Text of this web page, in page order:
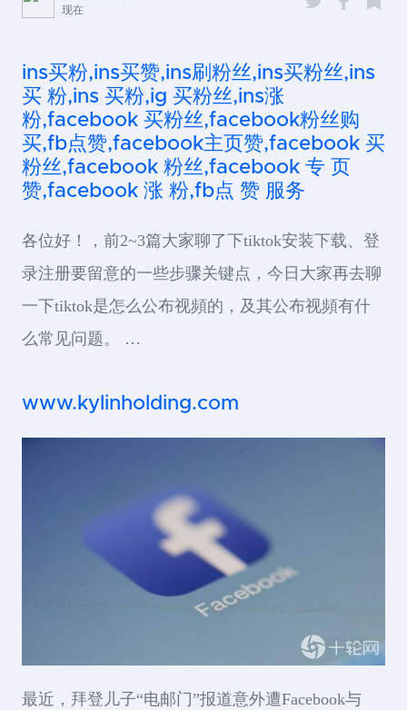
现在
ins买粉,ins买赞,ins刷粉丝,ins买粉丝,ins
买 粉,ins 买粉,ig 买粉丝,ins涨
粉,facebook 买粉丝,facebook粉丝购
买,fb点赞,facebook主页赞,facebook 买
粉丝,facebook 粉丝,facebook 专 页
赞,facebook 涨 粉,fb点 赞 服务
各位好！，前2~3篇大家聊了下tiktok安装下载、登
录注册要留意的一些步骤关键点，今日大家再去聊
一下tiktok是怎么公布视頻的，及其公布视頻有什
么常见问题。 …
www.kylinholding.com
最近，拜登儿子“电邮门”报道意外遭Facebook与